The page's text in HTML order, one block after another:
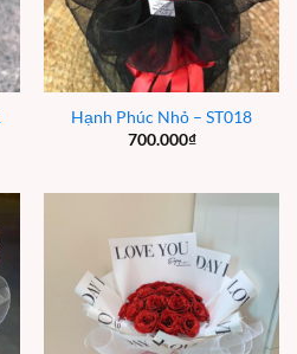
Hạnh Phúc Nhỏ – ST018
700.000₫